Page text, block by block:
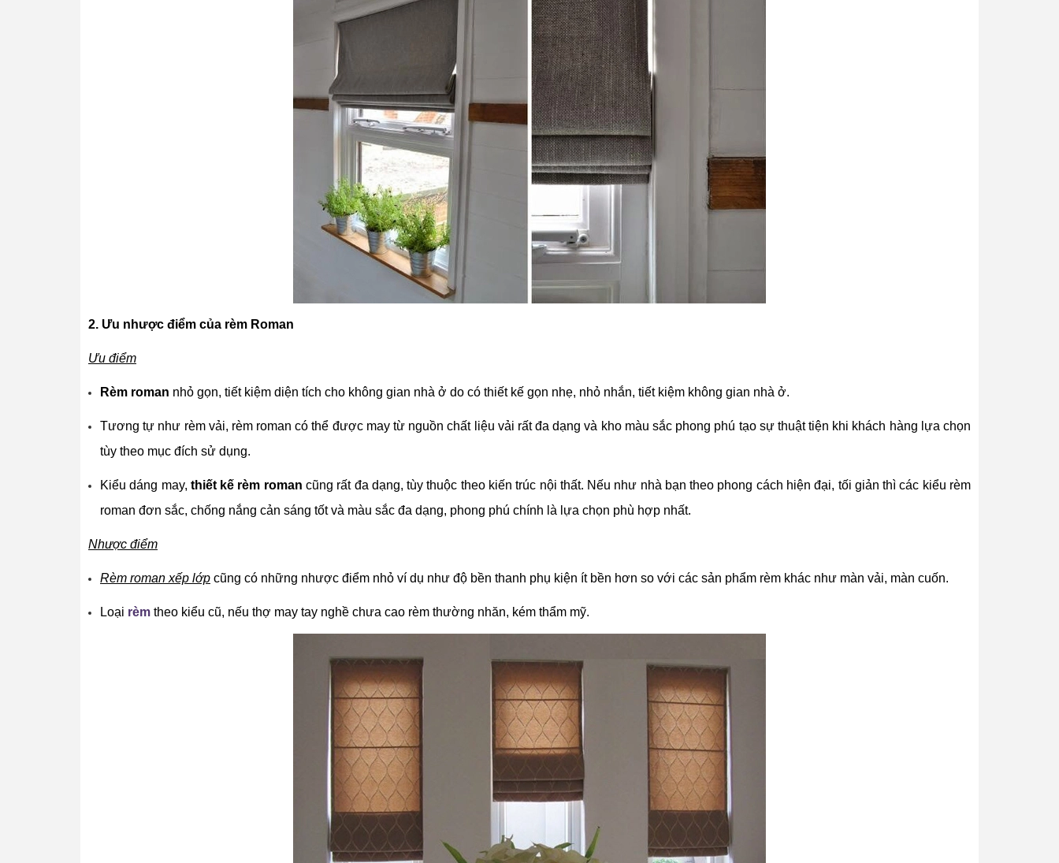
2. Ưu nhược điểm của rèm Roman
Ưu điểm
Rèm roman nhỏ gọn, tiết kiệm diện tích cho không gian nhà ở do có thiết kế gọn nhẹ, nhỏ nhắn, tiết kiệm không gian nhà ở.
Tương tự như rèm vải, rèm roman có thể được may từ nguồn chất liệu vải rất đa dạng và kho màu sắc phong phú tạo sự thuật tiện khi khách hàng lựa chọn
tùy theo mục đích sử dụng.
Kiểu dáng may, thiết kế rèm roman cũng rất đa dạng, tùy thuộc theo kiến trúc nội thất. Nếu như nhà bạn theo phong cách hiện đại, tối giản thì các kiểu rèm
roman đơn sắc, chống nắng cản sáng tốt và màu sắc đa dạng, phong phú chính là lựa chọn phù hợp nhất.
Nhược điểm
Rèm roman xếp lớp cũng có những nhược điểm nhỏ ví dụ như độ bền thanh phụ kiện ít bền hơn so với các sản phẩm rèm khác như màn vải, màn cuốn.
Loại rèm theo kiểu cũ, nếu thợ may tay nghề chưa cao rèm thường nhăn, kém thẩm mỹ.